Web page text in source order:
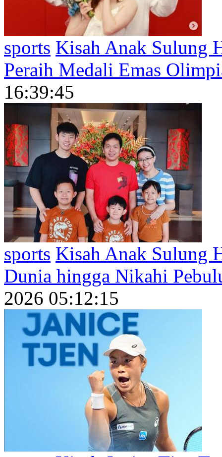
sports Kisah Anak Sulung
Peraih Medali Emas
16:39:45
sports Kisah Anak Sulung
Dunia hingga Nikahi
2026 05:12:15